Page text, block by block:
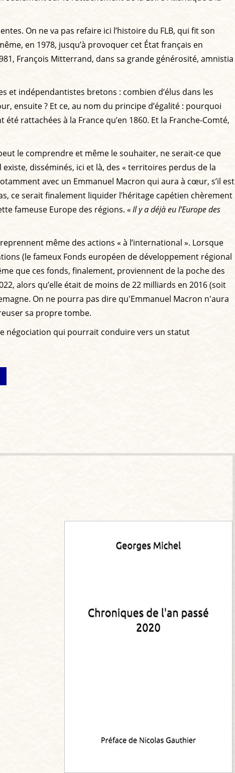
On ne va pas refaire ici l’histoire du FLB, qui fit son
en 1978, jusqu’à provoquer cet État français en
François Mitterrand, dans sa grande générosité, amnistia
et indépendantistes bretons : combien d’élus dans les
ensuite ? Et ce, au nom du principe d’égalité : pourquoi
rattachées à la France qu’en 1860. Et la Franche-Comté,
le comprendre et même le souhaiter, ne serait-ce que
disséminés, ici et là, des « territoires perdus de la
avec un Emmanuel Macron qui aura à cœur, s’il est
ce serait finalement liquider l’héritage capétien chèrement
fameuse Europe des régions. « Il y a déjà eu l’Europe des
même des actions « à l’international ». Lorsque
(le fameux Fonds européen de développement régional
que ces fonds, finalement, proviennent de la poche des
alors qu’elle était de moins de 22 milliards en 2016 (soit
On ne pourra pas dire qu'Emmanuel Macron n'aura
sa propre tombe.
négociation qui pourrait conduire vers un statut